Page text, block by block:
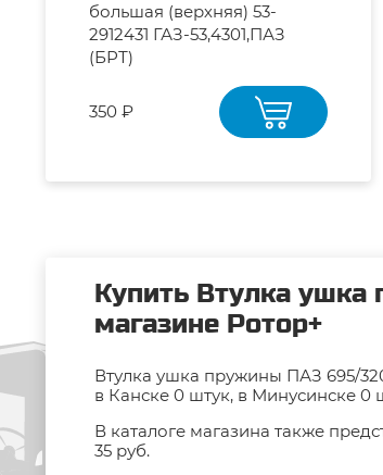
большая (верхняя) 53-
2912431 ГАЗ-53,4301,ПАЗ
(БРТ)
350 ₽
Купить Втулка
магазине Ротор+
Втулка ушка пружины ПАЗ 695/
в Канске 0 штук, в Минусинске 0
В каталоге магазина также
35 руб.